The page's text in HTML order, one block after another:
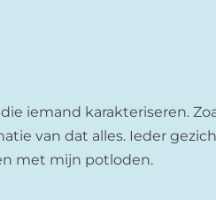
iemand karakteriseren.
van dat alles. Ieder
met mijn potloden.